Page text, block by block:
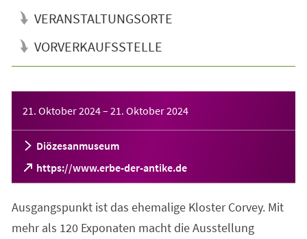
VERANSTALTUNGSORTE
VORVERKAUFSSTELLE
21. Oktober 2024– 21. Oktober 2024
Diözesanmuseum
https://www.erbe-der-antike.de
(Öffnet
in
neuen
Tab)
Ausgangspunkt ist das ehemalige Kloster Corvey. Mit
mehr als 120 Exponaten macht die Ausstellung